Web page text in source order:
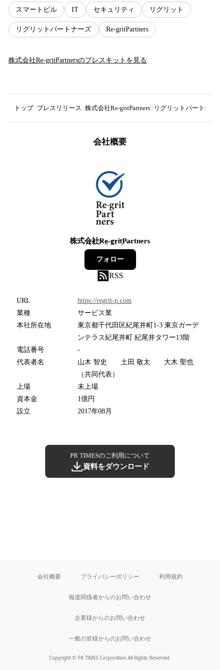
スマートビル IT セキュリティ リグリット
リグリットパートナーズ Re-gritPartners
株式会社Re-gritPartnersのプレスキットを見る
トップ プレスリリース 株式会社Re-gritPartners リグリットパートナー
会社概要
株式会社Re-gritPartners
16フォロワー
フォロー
RSS
URL
https://regrit-p.com
業種
サービス業
本社所在地
東京都千代田区紀尾井町1-3 東京ガーデ
ンテラス紀尾井町 紀尾井タワー13階
電話番号
-
代表者名
山木 智史 土田 敬太 大木 聖也
（共同代表）
上場
未上場
資本金
1億円
設立
2017年08月
PR TIMESのご利用について
資料をダウンロード
会社概要 プライバシーポリシー 利用規約
報道関係者からのお問い合わせ
企業様からのお問い合わせ
一般の皆様からのお問い合わせ
Copyright © PR TIMES Corporation All Rights Reserved.